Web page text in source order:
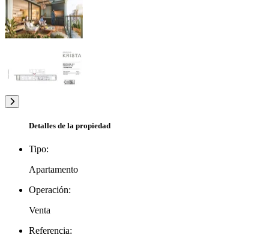
Detalles de la propiedad
Tipo:
Apartamento
Operación:
Venta
Referencia: